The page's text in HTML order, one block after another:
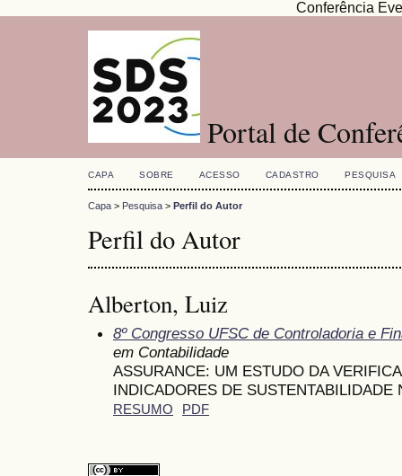
Conferência
Portal de
CAPA SOBRE ACESSO CADASTRO PESQUISA
Capa > Pesquisa > Perfil do Autor
Perfil do Autor
Alberton, Luiz
8º Congresso UFSC de Controladoria e
em Contabilidade
ASSURANCE: UM ESTUDO DA
INDICADORES DE SUSTENTABILIDADE
RESUMO PDF